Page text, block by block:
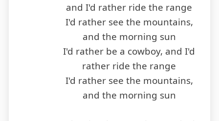
and I'd rather ride the range
I'd rather see the mountains,
and the morning sun
I'd rather be a cowboy, and I'd
rather ride the range
I'd rather see the mountains,
and the morning sun